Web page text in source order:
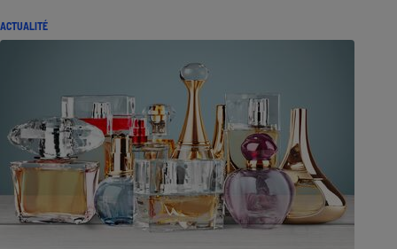
ACTUALITÉ